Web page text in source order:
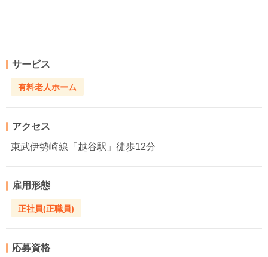
サービス
有料老人ホーム
アクセス
東武伊勢崎線「越谷駅」徒歩12分
雇用形態
正社員(正職員)
応募資格